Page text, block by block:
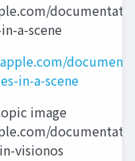
a-scene
in-a-scene
image
visionos